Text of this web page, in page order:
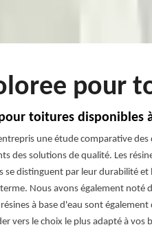
pour
toitures disponibles
une étude comparative
des solutions de qualité. Les
se distinguent par leur durabilité
Nous avons également noté
à base d'eau sont
vers le choix le plus adapté à vos